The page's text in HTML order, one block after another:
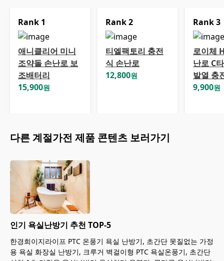
Rank 1
애니클리어 미니
조약돌 손난로 보
조배터리
15,900원
Rank2
티엘팩토리 충전
식 손난로
12,800원
Rank3
로이체
난로 C
발열 충
9,900원
다른계절가전 제품 콘텐츠 보러가기
인기 욕실난방기 추천 TOP-5
한경희이지라이프 PTC 온풍기 욕실 난방기, 초간단 못질없는 가정
용 욕실 화장실 난방기, 크루거 벽걸이형 PTC 욕실온풍기, 초간단